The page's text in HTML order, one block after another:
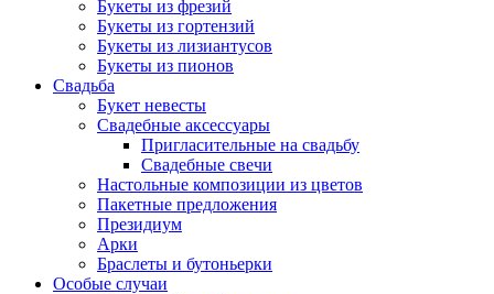
Букеты из фрезий
Букеты из гортензий
Букеты из лизиантусов
Букеты из пионов
Свадьба
Букет невесты
Свадебные аксессуары
Пригласительные на свадьбу
Свадебные свечи
Настольные композиции из цветов
Пакетные предложения
Президиум
Арки
Браслеты и бутоньерки
Особые случаи